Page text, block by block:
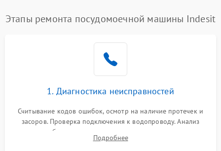
воды
1800 ₽ Подробнее →
Проблемы с
Этапы ремонта посудомоечной машины Indesit
1. Диагностика неисправностей
Считывание кодов ошибок, осмотр на наличие протечек и
засоров. Проверка подключения к водопроводу. Анализ
жалоб на отсутствие слива, нагрева, вращения
разбрызгивателей или срабатывание системы защиты
Подробнее